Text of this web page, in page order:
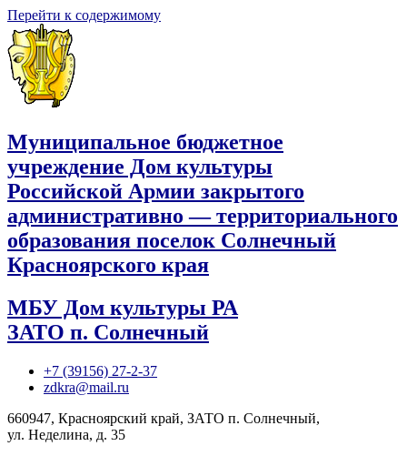
Перейти к содержимому
Муниципальное бюджетное
учреждение Дом культуры
Российской Армии закрытого
административно — территориального
образования поселок Солнечный
Красноярского края
МБУ Дом культуры РА
ЗАТО п. Солнечный
+7 (39156) 27-2-37
zdkra@mail.ru
660947, Красноярский край, ЗАТО п. Солнечный,
ул. Неделина, д. 35